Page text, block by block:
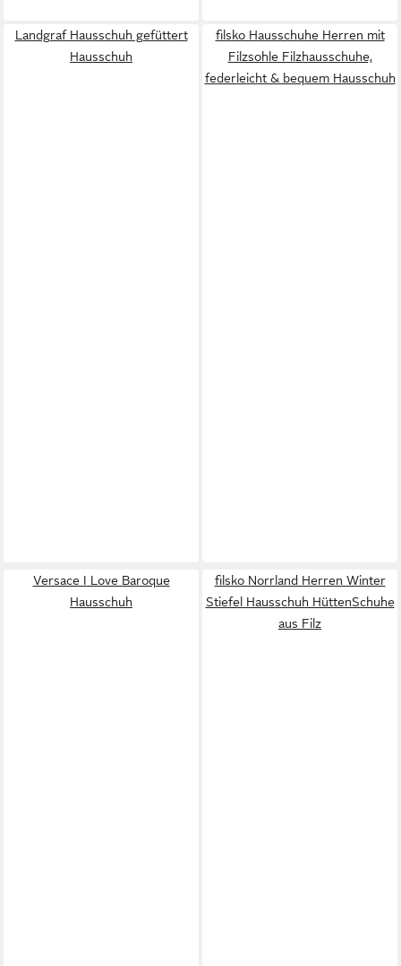
Landgraf Hausschuh gefüttert
Hausschuh
filsko Hausschuhe Herren mit
Filzsohle Filzhausschuhe,
federleicht & bequem Hausschuh
Versace I Love Baroque
Hausschuh
filsko Norrland Herren Winter
Stiefel Hausschuh HüttenSchuhe
aus Filz